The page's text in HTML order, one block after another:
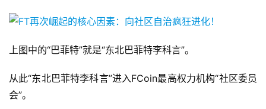
上图中的“巴菲特”就是“东北巴菲特李科言”。
从此“东北巴菲特李科言”进入FCoin最高权力机构“社区委员
会”。